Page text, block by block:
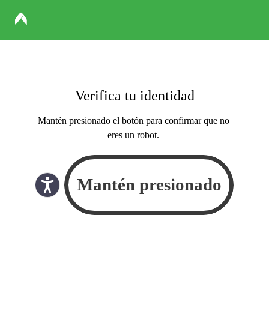
Verifica tu identidad
Mantén presionado el botón para confirmar que no
eres un robot.